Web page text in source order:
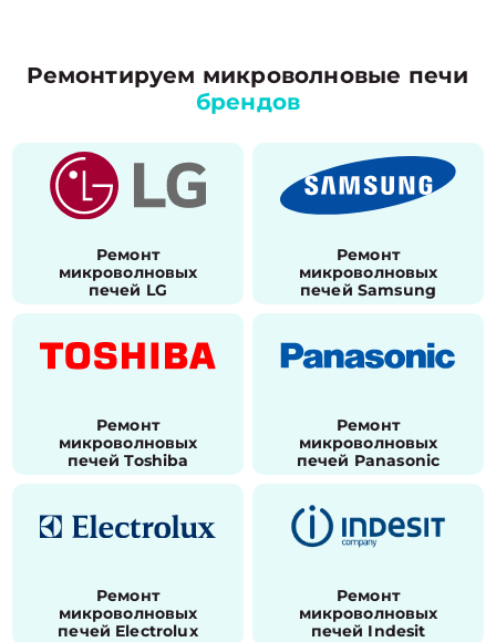
Ремонтируем микроволновые печи
брендов
Ремонт
микроволновых
печей LG
Ремонт
микроволновых
печей Samsung
Ремонт
микроволновых
печей Toshiba
Ремонт
микроволновых
печей Panasonic
Ремонт
микроволновых
печей Electrolux
Ремонт
микроволновых
печей Indesit